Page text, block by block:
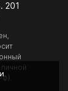
201